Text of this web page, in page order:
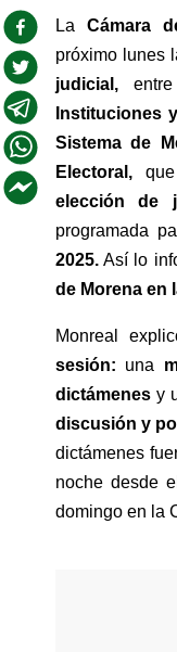
La Cámara
próximo lunes
judicial,
Instituciones
Sistema de
Electoral,
programada
2025. Así lo
de Morena en
Monreal
sesión: una
dictámenes y
discusión y
dictámenes
noche desde
domingo en la